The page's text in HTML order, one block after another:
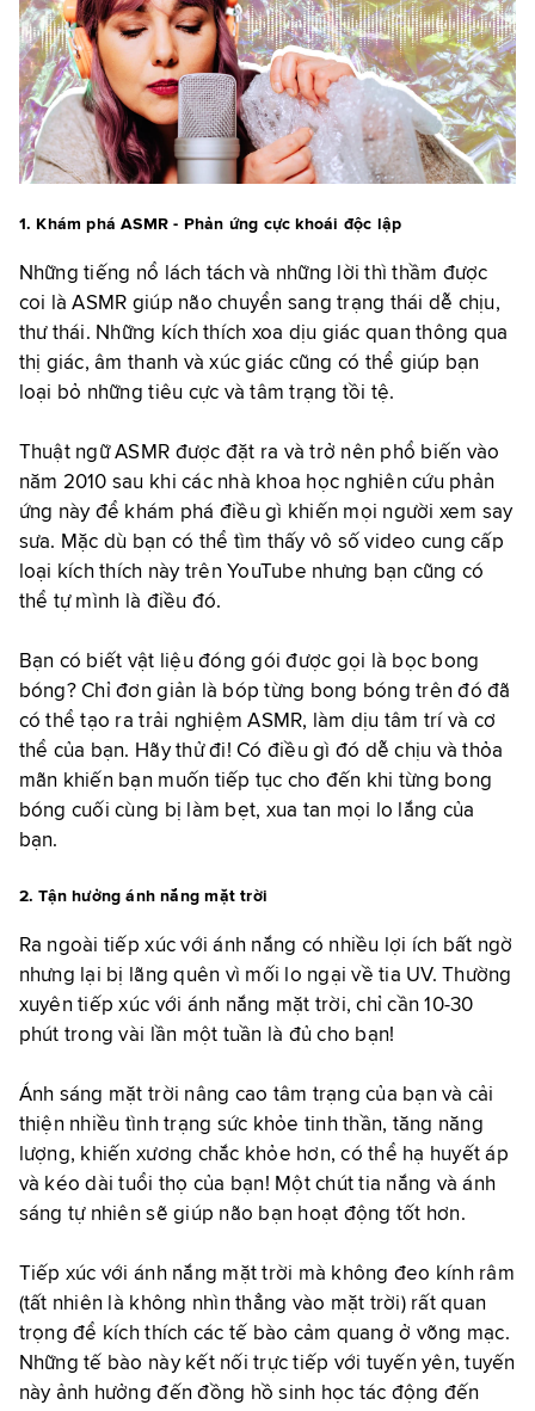
1. Khám phá ASMR - Phản ứng cực khoái độc lập
Những tiếng nổ lách tách và những lời thì thầm được
coi là ASMR giúp não chuyển sang trạng thái dễ chịu,
thư thái. Những kích thích xoa dịu giác quan thông qua
thị giác, âm thanh và xúc giác cũng có thể giúp bạn
loại bỏ những tiêu cực và tâm trạng tồi tệ.
Thuật ngữ ASMR được đặt ra và trở nên phổ biến vào
năm 2010 sau khi các nhà khoa học nghiên cứu phản
ứng này để khám phá điều gì khiến mọi người xem say
sưa. Mặc dù bạn có thể tìm thấy vô số video cung cấp
loại kích thích này trên YouTube nhưng bạn cũng có
thể tự mình là điều đó.
Bạn có biết vật liệu đóng gói được gọi là bọc bong
bóng? Chỉ đơn giản là bóp từng bong bóng trên đó đã
có thể tạo ra trải nghiệm ASMR, làm dịu tâm trí và cơ
thể của bạn. Hãy thử đi! Có điều gì đó dễ chịu và thỏa
mãn khiến bạn muốn tiếp tục cho đến khi từng bong
bóng cuối cùng bị làm bẹt, xua tan mọi lo lắng của
bạn.
2. Tận hưởng ánh nắng mặt trời
Ra ngoài tiếp xúc với ánh nắng có nhiều lợi ích bất ngờ
nhưng lại bị lãng quên vì mối lo ngại về tia UV. Thường
xuyên tiếp xúc với ánh nắng mặt trời, chỉ cần 10-30
phút trong vài lần một tuần là đủ cho bạn!
Ánh sáng mặt trời nâng cao tâm trạng của bạn và cải
thiện nhiều tình trạng sức khỏe tinh thần, tăng năng
lượng, khiến xương chắc khỏe hơn, có thể hạ huyết áp
và kéo dài tuổi thọ của bạn! Một chút tia nắng và ánh
sáng tự nhiên sẽ giúp não bạn hoạt động tốt hơn.
Tiếp xúc với ánh nắng mặt trời mà không đeo kính râm
(tất nhiên là không nhìn thẳng vào mặt trời) rất quan
trọng để kích thích các tế bào cảm quang ở võng mạc.
Những tế bào này kết nối trực tiếp với tuyến yên, tuyến
này ảnh hưởng đến đồng hồ sinh học tác động đến